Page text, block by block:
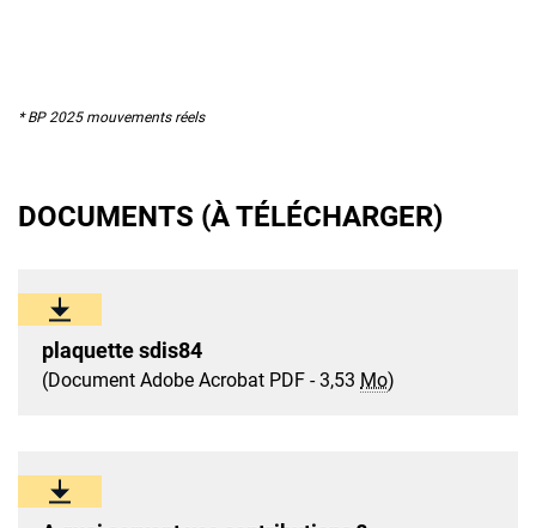
* BP 2025 mouvements réels
DOCUMENTS (À TÉLÉCHARGER)
plaquette sdis84
(Document Adobe Acrobat PDF - 3,53 Mo)